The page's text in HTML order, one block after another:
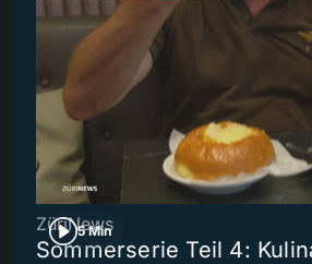
5 Min
ZüriNews
Sommerserie Teil 4: